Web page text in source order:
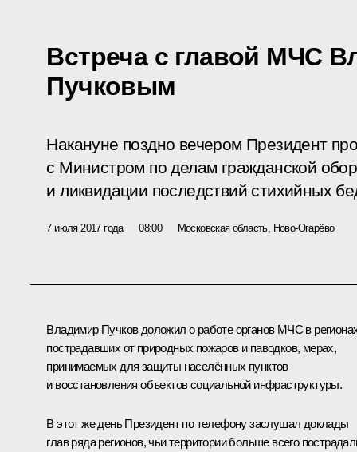
Встреча с главой МЧС
Пучковым
Накануне поздно вечером Президент
с Министром по делам гражданской
и ликвидации последствий стихийных
7 июля 2017 года 08:00 Московская область, Ново-Огарёво
Владимир Пучковдоложил о работе органов МЧС в
пострадавших от природных пожаров и паводков, мерах,
принимаемых для защиты населённых пунктов
и восстановления объектов социальной инфраструктуры.
В этот же день Президент по телефону заслушал доклады
глав ряда регионов, чьи территории больше всего